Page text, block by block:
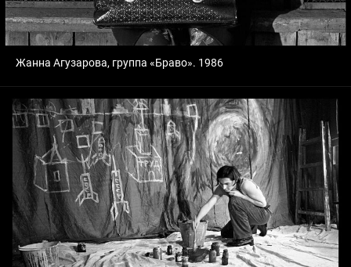
Жанна Агузарова, группа «Браво». 1986